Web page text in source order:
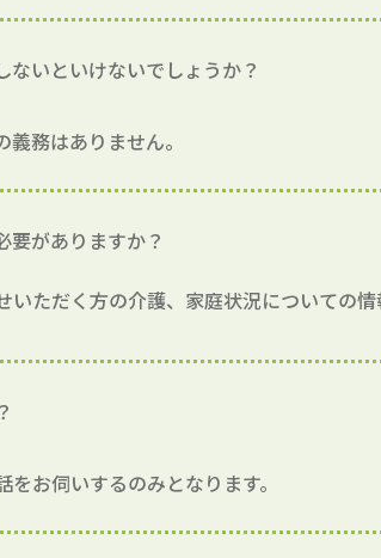
いといけないでしょうか？
務はありません。
要がありますか？
ただく方の介護、家庭状況についての
お伺いするのみとなります。